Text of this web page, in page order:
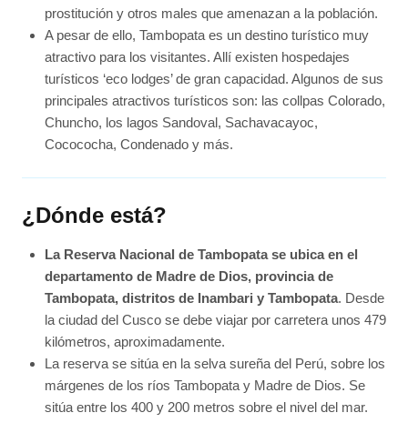
prostitución y otros males que amenazan a la población.
A pesar de ello, Tambopata es un destino turístico muy
atractivo para los visitantes. Allí existen hospedajes
turísticos ‘eco lodges’ de gran capacidad. Algunos de sus
principales atractivos turísticos son: las collpas Colorado,
Chuncho, los lagos Sandoval, Sachavacayoc,
Cocococha, Condenado y más.
¿Dónde está?
La Reserva Nacional de Tambopata se ubica en el
departamento de Madre de Dios, provincia de
Tambopata, distritos de Inambari y Tambopata. Desde
la ciudad del Cusco se debe viajar por carretera unos 479
kilómetros, aproximadamente.
La reserva se sitúa en la selva sureña del Perú, sobre los
márgenes de los ríos Tambopata y Madre de Dios. Se
sitúa entre los 400 y 200 metros sobre el nivel del mar.